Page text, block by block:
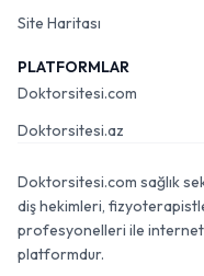
Site Haritası
PLATFORMLAR
Doktorsitesi.com
Doktorsitesi.az
Doktorsitesi.com sağlık
diş hekimleri,
profesyonelleri ile internet
platformdur.